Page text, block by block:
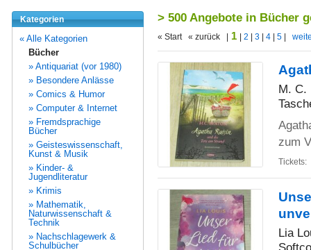
Kategorien
« Alle Kategorien
Bücher
» Antiquariat (vor 1980)
» Besondere Anlässe
» Comics & Humor
» Computer & Internet
» Fremdsprachige
Bücher
» Geisteswissenschaft,
Kunst & Musik
» Kinder- &
Jugendliteratur
» Krimis
» Mathematik,
Naturwissenschaft &
Technik
» Nachschlagewerk &
Schulbücher
> 500 Angebote in Bücher
« Start « zurück | 1 2 3 4 5
M. C.
zum
Tickets:
Lia